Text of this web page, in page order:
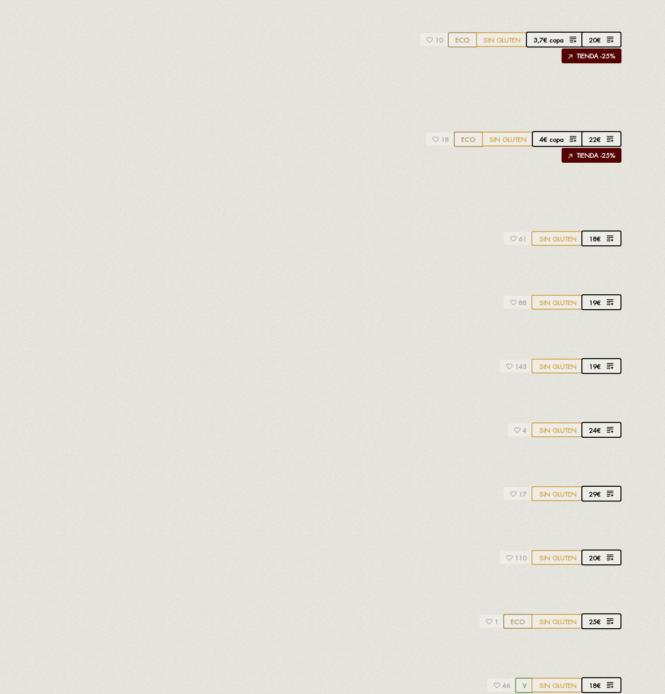
APROPPÒSIT PARELLADA D.O. CONCA DE BARBERÀ
TIENDA -25%
20€
3,7€ copa
SIN GLUTEN
ECO
10
Creado por Carles Andreu
de Celler Carles Andreu
APROPPÒSIT CHARDONNAY D.O. PENEDÈS
TIENDA -25%
22€
4€ copa
SIN GLUTEN
ECO
18
EL TERRAT 18€
SIN GLUTEN
61
D.O. Tarragona. Macabeo y Moscatel. Joven y aromático
PETITES ESTONES 19€
SIN GLUTEN
88
REBELS DE BATEA 19€
SIN GLUTEN
143
D.O. Terra Alta. 100% Garnacha. Seco y aromático
24€
SIN GLUTEN
4
D.O. Terra Alta. 100% Garnacha. Aromático, afrutado, floral i mineral
29€
SIN GLUTEN
17
D.O.Q. Priorat. 100% Garnacha blanca. Aromático, intenso, afrutado y floral
GRIMAU CHARDONNAY 20€
SIN GLUTEN
110
25€
SIN GLUTEN
ECO
1
EXCELLENS VERDEJO 18€
SIN GLUTEN
V
46